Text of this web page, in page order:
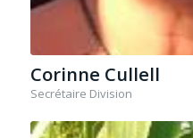
Corinne Cullell
Secrétaire Division